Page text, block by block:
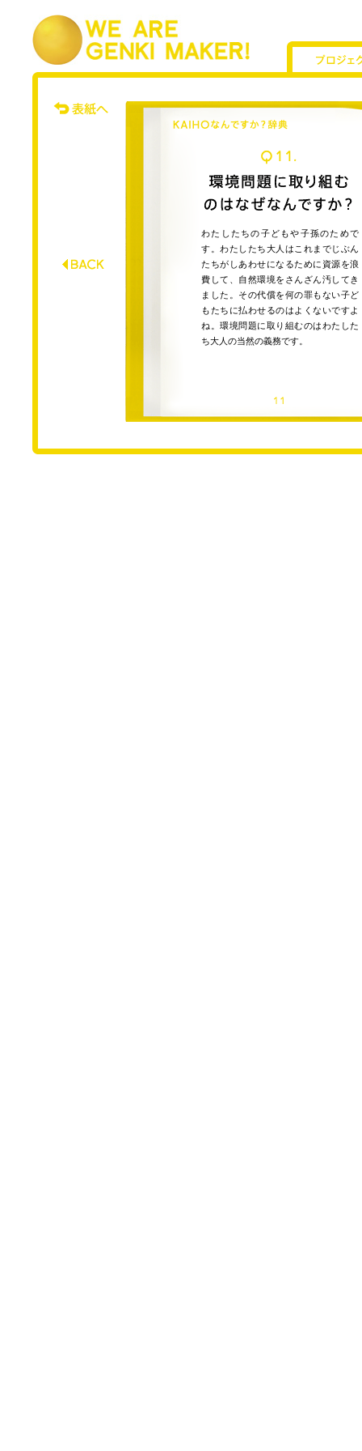
わたしたちの子どもや子孫のためで
す。わたしたち大人はこれまでじぶん
たちがしあわせになるために資源を浪
費して、自然環境をさんざん汚してき
ました。その代償を何の罪もない子ど
もたちに払わせるのはよくないですよ
ね。環境問題に取り組むのはわたした
ち大人の当然の義務です。